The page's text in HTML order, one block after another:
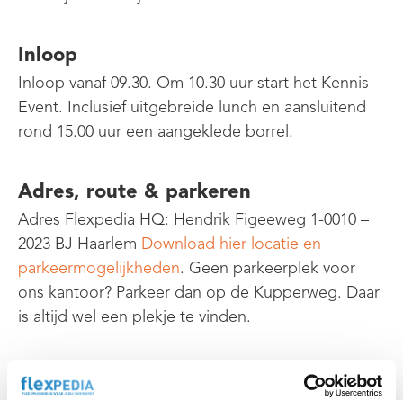
Inloop
Inloop vanaf 09.30. Om 10.30 uur start het Kennis
Event. Inclusief uitgebreide lunch en aansluitend
rond 15.00 uur een aangeklede borrel.
Adres, route & parkeren
Adres Flexpedia HQ: Hendrik Figeeweg 1-0010 –
2023 BJ Haarlem Download hier locatie en
parkeermogelijkheden. Geen parkeerplek voor
ons kantoor? Parkeer dan op de Kupperweg. Daar
is altijd wel een plekje te vinden.
Sprekers op dit event